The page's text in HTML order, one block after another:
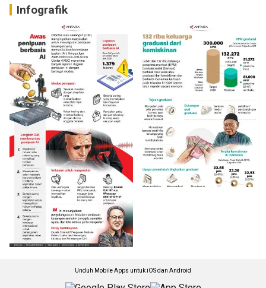
Infografik
Unduh Mobile Apps untuk iOS dan Android